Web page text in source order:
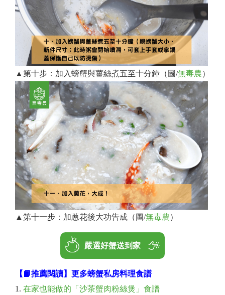
▲第十步：加入螃蟹與薑絲煮五至十分鐘（圖/無毒農）
▲第十一步：加蔥花後大功告成（圖/無毒農）
【📙推薦閱讀】更多螃蟹私房料理食譜
在家也能做的「沙茶蟹肉粉絲煲」食譜